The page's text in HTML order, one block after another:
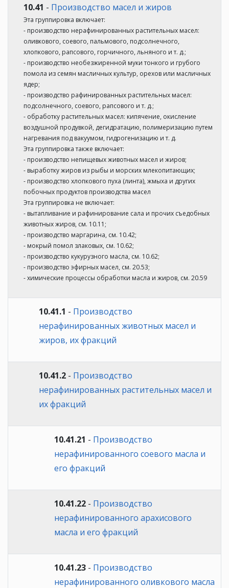
10.41 - Производство масел и жиров
Эта группировка включает:
- производство нерафинированных растительных масел:
оливкового, соевого, пальмового, подсолнечного,
хлопкового, рапсового, горчичного, льняного и т. д.;
- производство необезжиренной муки тонкого и грубого
помола из семян масличных культур, орехов или масличных
ядер;
- производство рафинированных растительных масел:
подсолнечного, соевого, рапсового и т. д.;
- обработку растительных масел: кипячение, окисление
воздушной продувкой, дегидратацию, полимеризацию путем
нагревания под вакуумом, гидрогенизацию и т. д.
Эта группировка также включает:
- производство непищевых животных масел и жиров;
- выработку жиров из рыбы и морских млекопитающих;
- производство хлопкового пуха (линта), жмыха и других
побочных продуктов производства масел
Эта группировка не включает:
- вытапливание и рафинирование сала и прочих съедобных
животных жиров, см. 10.11;
- производство маргарина, см. 10.42;
- мокрый помол злаковых, см. 10.62;
- производство кукурузного масла, см. 10.62;
- производство эфирных масел, см. 20.53;
- химические процессы обработки масла и жиров, см. 20.59
10.41.1 - Производство
нерафинированных животных масел и
жиров, их фракций
10.41.2 - Производство
нерафинированных растительных масел и
их фракций
10.41.21 - Производство
нерафинированного соевого масла и
его фракций
10.41.22 - Производство
нерафинированного арахисового
масла и его фракций
10.41.23 - Производство
нерафинированного оливкового масла